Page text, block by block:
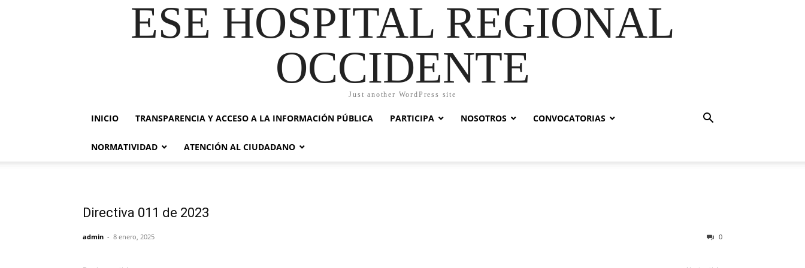
ESE HOSPITAL REGIONAL
OCCIDENTE
Just another WordPress site
INICIO TRANSPARENCIA Y ACCESO A LA INFORMACIÓN PÚBLICA PARTICIPA NOSOTROS CONVOCATORIAS
NORMATIVIDAD ATENCIÓN AL CIUDADANO
Directiva 011 de 2023
admin - 8 enero, 2025 0